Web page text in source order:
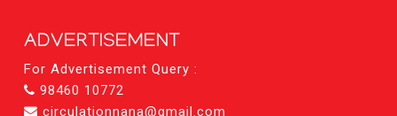
ADVERTISEMENT
For Advertisement Query :
98460 10772
circulationnana@gmail.com